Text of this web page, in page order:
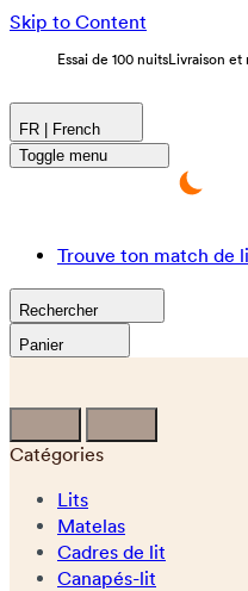
Skip to Content
Essai de 100 nuitsLivraison et
FR | French
Toggle menu
Trouve ton match de
Rechercher
Panier
Catégories
Lits
Matelas
Cadres de lit
Canapés-lit